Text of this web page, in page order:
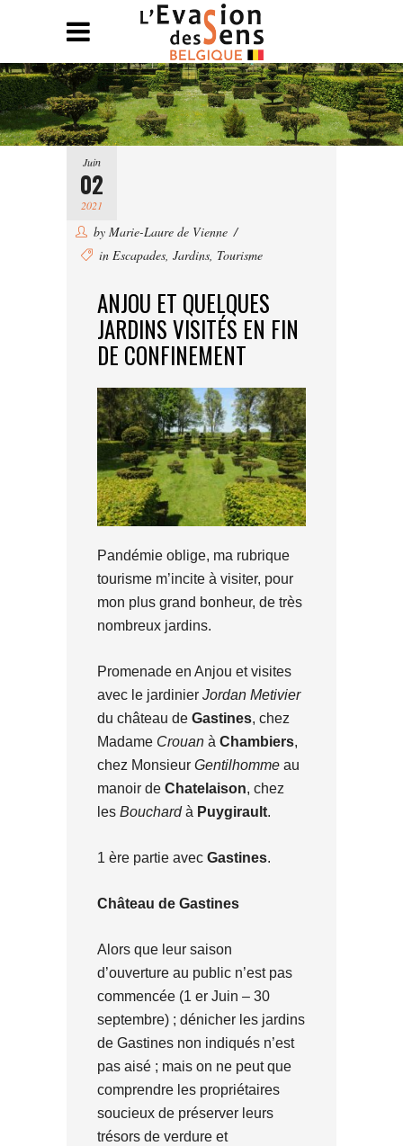
Juin
02
2021
by Marie-Laure de Vienne
in Escapades, Jardins, Tourisme
ANJOU ET QUELQUES
JARDINS VISITÉS EN FIN
DE CONFINEMENT
Pandémie oblige, ma rubrique
tourisme m’incite à visiter, pour
mon plus grand bonheur, de très
nombreux jardins.
Promenade en Anjou et visites
avec le jardinier Jordan Metivier
du château de Gastines, chez
Madame Crouan à Chambiers,
chez Monsieur Gentilhomme au
manoir de Chatelaison, chez
les Bouchardà Puygirault.
1 ère partie avec Gastines.
Château de Gastines
Alors que leur saison
d’ouverture au public n’est pas
commencée (1 er Juin – 30
septembre) ; dénicher les jardins
de Gastines non indiqués n’est
pas aisé ; mais on ne peut que
comprendre les propriétaires
soucieux de préserver leurs
trésors de verdure et